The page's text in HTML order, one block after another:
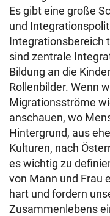
Es gibt eine große
und
Integrationsbereich
sind zentrale
Bildung an die
Rollenbilder. Wenn
Migrationsströme
anschauen, wo
Hintergrund, aus
Kulturen, nach
es wichtig zu
von Mann und Frau
hart und fordern
Zusammenlebens